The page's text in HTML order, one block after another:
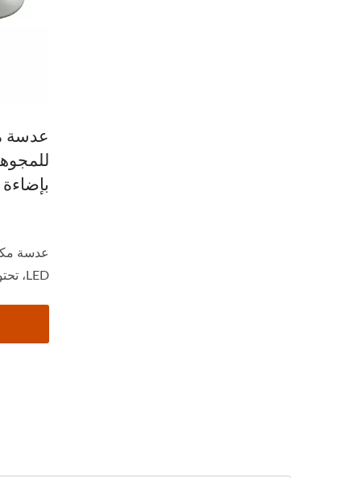
عدسة
بإضاءة LED و UV
عدسة
LED، تحتوي على مصباحين...